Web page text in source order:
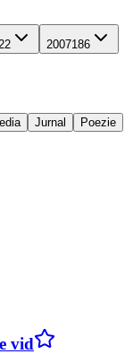
2007186
Jurnal
Poezie
vid